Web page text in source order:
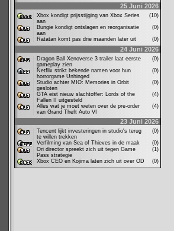
25 Juni 2026
Xbox kondigt prijsstijging van Xbox Series
aan
(10)
Bungie kondigt ontslagen en reorganisatie
aan
(0)
Ratatan komt pas drie maanden later uit
(0)
24 Juni 2026
Dragon Ball Xenoverse 3 trailer laat eerste
gameplay zien
(0)
Netflix strikt bekende namen voor hun
horrorgame Unhinged
(0)
Studio achter MIO: Memories in Orbit
gesloten
(0)
GTA eist nieuw slachtoffer: Lords of the
Fallen II uitgesteld
(4)
Alles wat je moet weten over de pre-order
van Grand Theft Auto VI
(4)
23 Juni 2026
Tencent lijkt investeringen in studio's terug
te willen trekken
(0)
Verfilming van Sea of Thieves in de maak
(0)
Ori director spreekt zich uit tegen Game
Pass strategie
(1)
Xbox CEO en Kojima laten zich uit over OD
(0)